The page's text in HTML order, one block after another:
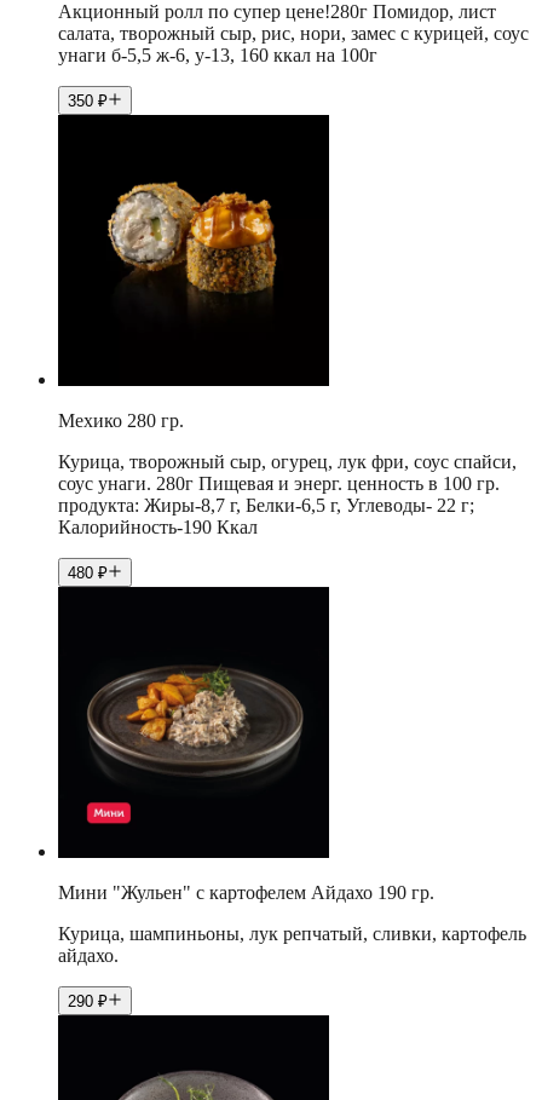
Акционный ролл по супер цене!280г Помидор, лист
салата, творожный сыр, рис, нори, замес с курицей, соус
унаги б-5,5 ж-6, у-13, 160 ккал на 100г
350 ₽
Мехико 280 гр.
Курица, творожный сыр, огурец, лук фри, соус спайси,
соус унаги. 280г Пищевая и энерг. ценность в 100 гр.
продукта: Жиры-8,7 г, Белки-6,5 г, Углеводы- 22 г;
Калорийность-190 Ккал
480 ₽
Мини "Жульен" с картофелем Айдахо 190 гр.
Курица, шампиньоны, лук репчатый, сливки, картофель
айдахо.
290 ₽